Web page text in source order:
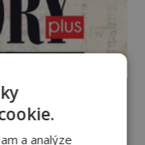
a analýze